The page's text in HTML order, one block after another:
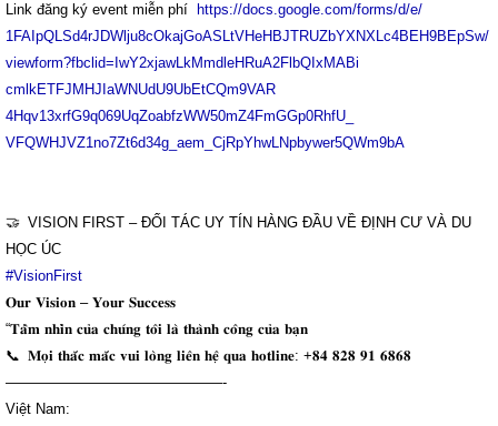
Link đăng ký event miễn phí
https://docs.google.com/forms/d/e/
1FAIpQLSd4rJDWlju8cOkajGoASLtVHeHBJTRUZbYXNXLc4BEH9BEpSw/
viewform?fbclid= IwY2xjawLkMmdleHRuA2FlbQIxMABi
cmlkETFJMHJIaWNUdU9UbEtCQm9VAR
4Hqv13xrfG9q069UqZoabfzWW50mZ4FmGGp0RhfU_
VFQWHJVZ1no7Zt6d34g_aem_ CjRpYhwLNpbywer5QWm9bA
VISION FIRST – ĐỐI TÁC UY TÍN HÀNG ĐẦU VỀ ĐỊNH CƯ VÀ DU
HỌC ÚC
#VisionFirst
𝐎𝐮𝐫 𝐕𝐢𝐬𝐢𝐨𝐧 – 𝐘𝐨𝐮𝐫 𝐒𝐮𝐜𝐜𝐞𝐬𝐬
“𝐓𝐚̂̀𝐦 𝐧𝐡𝐢̀𝐧 𝐜𝐮̉𝐚 𝐜𝐡𝐮́𝐧𝐠 𝐭𝐨̂𝐢 𝐥𝐚̀ 𝐭𝐡𝐚̀𝐧𝐡 𝐜𝐨̂𝐧𝐠 𝐜𝐮̉𝐚 𝐛𝐚̣𝐧
𝐌𝐨̣𝐢 𝐭𝐡𝐚̆́𝐜 𝐦𝐚̆́𝐜 𝐯𝐮𝐢 𝐥𝐨̀𝐧𝐠 𝐥𝐢𝐞̂𝐧 𝐡𝐞̣̂ 𝐪𝐮𝐚 𝐡𝐨𝐭𝐥𝐢𝐧𝐞: +𝟖𝟒 𝟖𝟐𝟖 𝟗𝟏 𝟔𝟖𝟔𝟖
———————————————-
Việt Nam: